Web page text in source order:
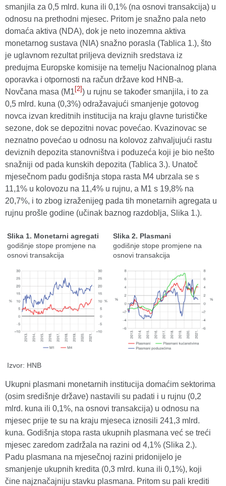
smanjila za 0,5 mlrd. kuna ili 0,1% (na osnovi transakcija) u
odnosu na prethodni mjesec. Pritom je snažno pala neto
domaća aktiva (NDA), dok je neto inozemna aktiva
monetarnog sustava (NIA) snažno porasla (Tablica 1.), što
je uglavnom rezultat priljeva deviznih sredstava iz
predujma Europske komisije na temelju Nacionalnog plana
oporavka i otpornosti na račun države kod HNB-a.
Novčana masa (M1 [2]) u rujnu se također smanjila, i to za
0,5 mlrd. kuna (0,3%) odražavajući smanjenje gotovog
novca izvan kreditnih institucija na kraju glavne turističke
sezone, dok se depozitni novac povećao. Kvazinovac se
neznatno povećao u odnosu na kolovoz zahvaljujući rastu
deviznih depozita stanovništva i poduzeća koji je bio nešto
snažniji od pada kunskih depozita (Tablica 3.). Unatoč
mjesečnom padu godišnja stopa rasta M4 ubrzala se s
11,1% u kolovozu na 11,4% u rujnu, a M1 s 19,8% na
20,7%, i to zbog izraženijeg pada tih monetarnih agregata u
rujnu prošle godine (učinak baznog razdoblja, Slika 1.).
Slika 1. Monetarni agregati
godišnje stope promjene na
osnovi transakcija
Slika 2. Plasmani
godišnje stope promjene na
osnovi transakcija
Izvor: HNB
Ukupni plasmani monetarnih institucija domaćim sektorima
(osim središnje države) nastavili su padati i u rujnu (0,2
mlrd. kuna ili 0,1%, na osnovi transakcija) u odnosu na
mjesec prije te su na kraju mjeseca iznosili 241,3 mlrd.
kuna. Godišnja stopa rasta ukupnih plasmana već se treći
mjesec zaredom zadržala na razini od 4,1% (Slika 2.).
Padu plasmana na mjesečnoj razini pridonijelo je
smanjenje ukupnih kredita (0,3 mlrd. kuna ili 0,1%), koji
čine najznačajniju stavku plasmana. Pritom su pali krediti